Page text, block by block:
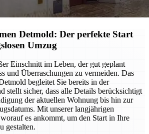
Detmold: Der perfekte Start
Umzug
Einschnitt im Leben, der gut geplant
und Überraschungen zu vermeiden. Das
begleitet Sie bereits in der
stellt sicher, dass alle Details berücksichtigt
der aktuellen Wohnung bis hin zur
Mit unserer langjährigen
es ankommt, um den Start in Ihre
gestalten.